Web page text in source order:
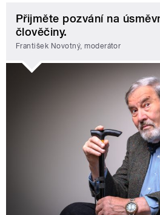
Přijměte pozvání na
člověčiny.
František Novotný, moderátor